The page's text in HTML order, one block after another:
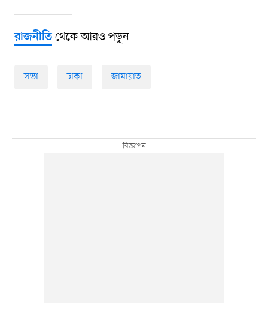
রাজনীতিথেকে আরও পড়ুন
সভা ঢাকা জামায়াত